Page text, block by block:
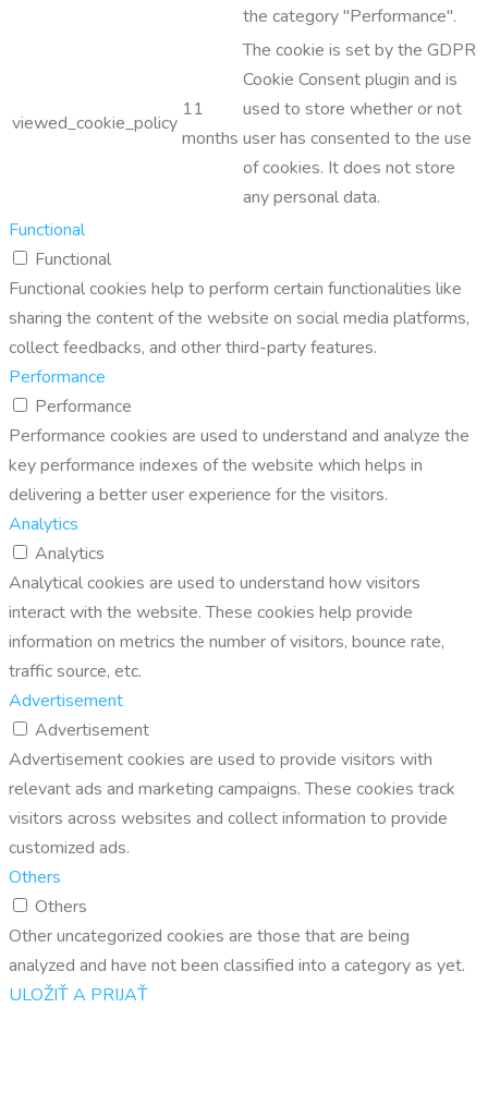
the category "Performance".
viewed_cookie_policy
11
months
The cookie is set by the GDPR
Cookie Consent plugin and is
used to store whether or not
user has consented to the use
of cookies. It does not store
any personal data.
Functional
Functional
Functional cookies help to perform certain functionalities like
sharing the content of the website on social media platforms,
collect feedbacks, and other third-party features.
Performance
Performance
Performance cookies are used to understand and analyze the
key performance indexes of the website which helps in
delivering a better user experience for the visitors.
Analytics
Analytics
Analytical cookies are used to understand how visitors
interact with the website. These cookies help provide
information on metrics the number of visitors, bounce rate,
traffic source, etc.
Advertisement
Advertisement
Advertisement cookies are used to provide visitors with
relevant ads and marketing campaigns. These cookies track
visitors across websites and collect information to provide
customized ads.
Others
Others
Other uncategorized cookies are those that are being
analyzed and have not been classified into a category as yet.
ULOŽIŤ A PRIJAŤ